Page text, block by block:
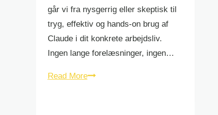
går vi fra nysgerrig eller skeptisk til
tryg, effektiv og hands-on brug af
Claude i dit konkrete arbejdsliv.
Ingen lange forelæsninger, ingen…
Read MoreClaude